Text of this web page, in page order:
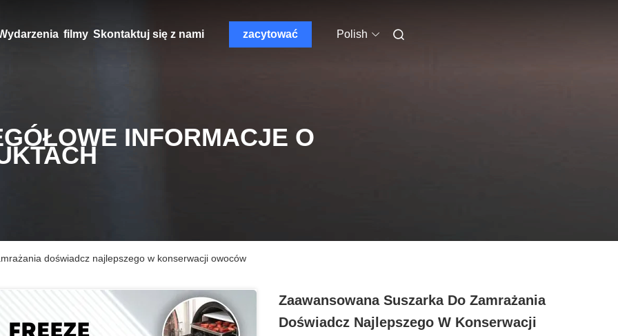
filmy Skontaktuj się z nami zacytować Polish
INFORMACJE O
doświadcz najlepszego w konserwacji owoców
Zaawansowana Suszarka Do Zamrażania
Doświadcz Najlepszego W Konserwacji